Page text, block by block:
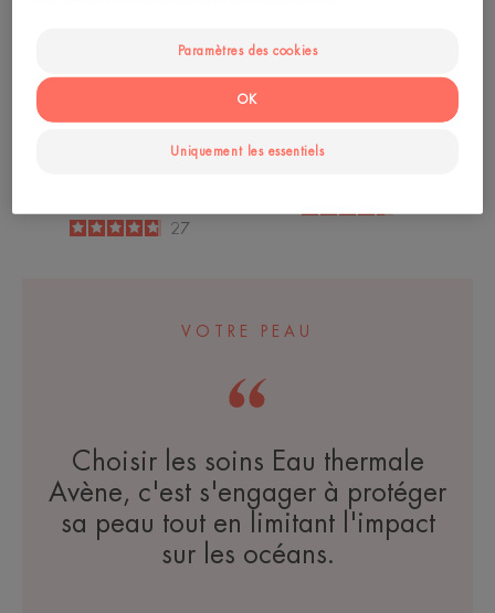
ULTRA SERUM SPF50+
4.8
/
5
27
VOTRE PEAU
Choisir les soins Eau thermale
Avène, c'est s'engager à protéger
sa peau tout en limitant l'impact
sur les océans.
Paramètres des cookies
Uniquement les essentiels
OK